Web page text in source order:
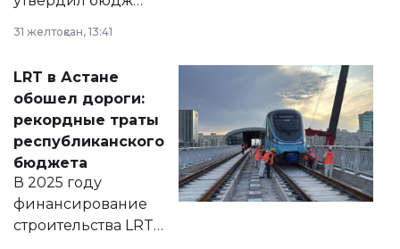
2028 годы.
документ
появился в базе
нормативных
правовых актов и
на сайте маслихат
города.
31 желтоқсан, 13:41
LRT в Астане
обошел дороги:
рекордные траты
республиканского
бюджета
В 2025 году
финансирование
строительства LRT